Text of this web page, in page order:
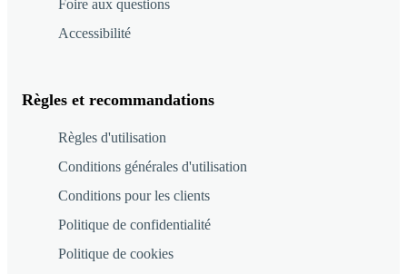
Foire aux questions
Accessibilité
Règles et recommandations
Règles d'utilisation
Conditions générales d'utilisation
Conditions pour les clients
Politique de confidentialité
Politique de cookies